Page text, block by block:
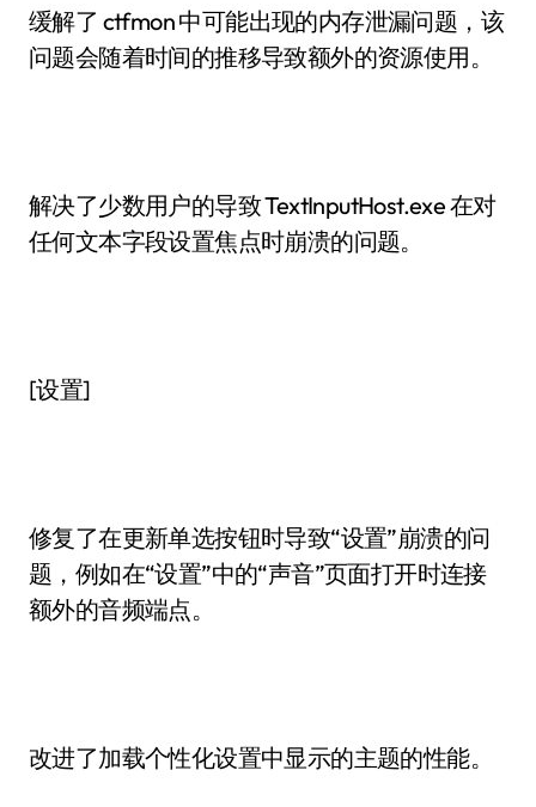
缓解了 ctfmon 中可能出现的内存泄漏问题，该
问题会随着时间的推移导致额外的资源使用。
解决了少数用户的导致 TextInputHost.exe 在对
任何文本字段设置焦点时崩溃的问题。
[设置]
修复了在更新单选按钮时导致“设置”崩溃的问
题，例如在“设置”中的“声音”页面打开时连接
额外的音频端点。
改进了加载个性化设置中显示的主题的性能。